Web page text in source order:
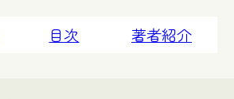
目次 著者紹介